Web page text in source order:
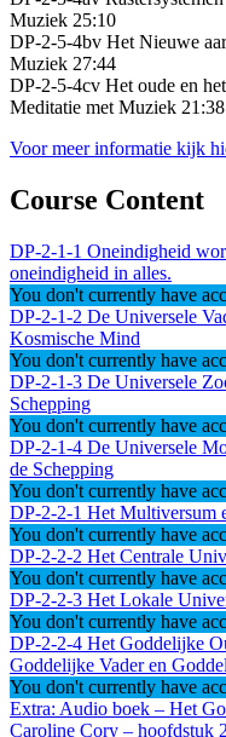
Muziek 25:10
DP-2-5-4bv Het Nieuwe
Muziek 27:44
DP-2-5-4cv Het oude en
Meditatie met Muziek 21:38
Voor meer informatie kijk
Course Content
DP-2-1-1 Oneindigheid
oneindigheid in alles.
You don't currently have
DP-2-1-2 De Universele
Kosmische Mind
You don't currently have
DP-2-1-3 De Universele
Schepping
You don't currently have
DP-2-1-4 De Universele
de Schepping
You don't currently have
DP-2-2-1 Het Multiversum
You don't currently have
DP-2-2-2 Het Centrale
You don't currently have
DP-2-2-3 Het Lokale
You don't currently have
DP-2-2-4 Het Goddelijke
Goddelijke Vader en
You don't currently have
Extra: Audio boek – Het
Caroline Cory – hoofdstuk